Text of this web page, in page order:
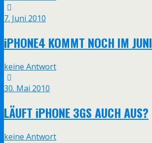
7. Juni 2010
iPHONE4 KOMMT NOCH IM JUNI
keine Antwort
30. Mai 2010
LÄUFT iPHONE 3GS AUCH AUS?
keine Antwort